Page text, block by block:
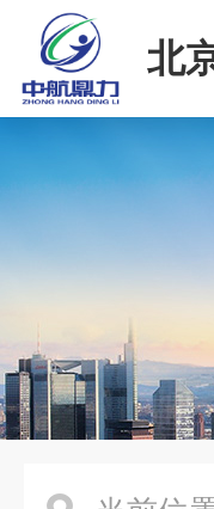
北
司